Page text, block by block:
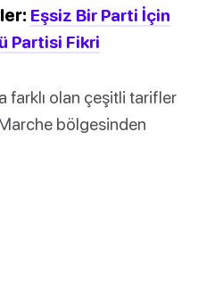
Eşsiz Bir Parti İçin
Partisi Fikri
farklı olan çeşitli tarifler
bölgesinden